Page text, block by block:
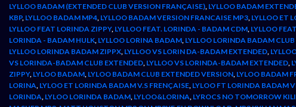
LYLLOO BADAM (EXTENDED CLUB VERSION FRANÇAISE), LYLLOO BADAM
KBP, LYLLOO BADAM MP4, LYLLOO BADAM VERSION FRANCAISE MP3, LYLLOO ET
LYLLOO FEAT LORINDA ZIPPY, LYLLOO FEAT. LORINDA - BADAM CDM, LYLLOO
LORINDA - BADAM HULK, LYLLOO LORINA BADAM, LYLLOO LORINDA BADAM
LYLLOO LORINDA BADAM ZIPPX, LYLLOO VS LORIN DA-BADAM EXTENDED,
VS LORINDA-BADAM CLUB EXTENDED, LYLLOO VS LORINDA-BADAM EXTENDED,
ZIPPY, LYLOO BADAM, LYLOO BADAM CLUB EXTENDED VERSION, LYLOO BADAM
LORINA, LYLOO ET LORINDA BADAM V.S FRENÇAISE, LYLOO FT LORINDA BADAM
LORINDA, LYLOO LORINDA BADAM, LYLOO&LORINA, LYROCS NO TOMORROW